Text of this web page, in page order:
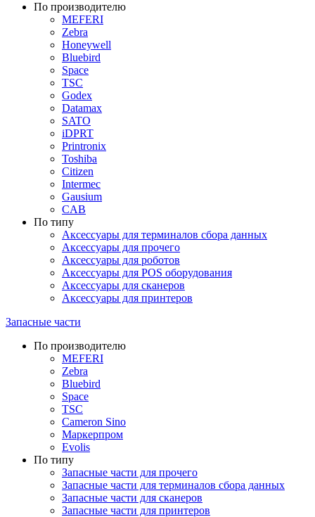
По производителю
MEFERI
Zebra
Honeywell
Bluebird
Space
TSC
Godex
Datamax
SATO
iDPRT
Printronix
Toshiba
Citizen
Intermec
Gausium
CAB
По типу
Аксессуары для терминалов сбора данных
Аксессуары для прочего
Аксессуары для роботов
Аксессуары для POS оборудования
Аксессуары для сканеров
Аксессуары для принтеров
Запасные части
По производителю
MEFERI
Zebra
Bluebird
Space
TSC
Cameron Sino
Маркерпром
Evolis
По типу
Запасные части для прочего
Запасные части для терминалов сбора данных
Запасные части для сканеров
Запасные части для принтеров